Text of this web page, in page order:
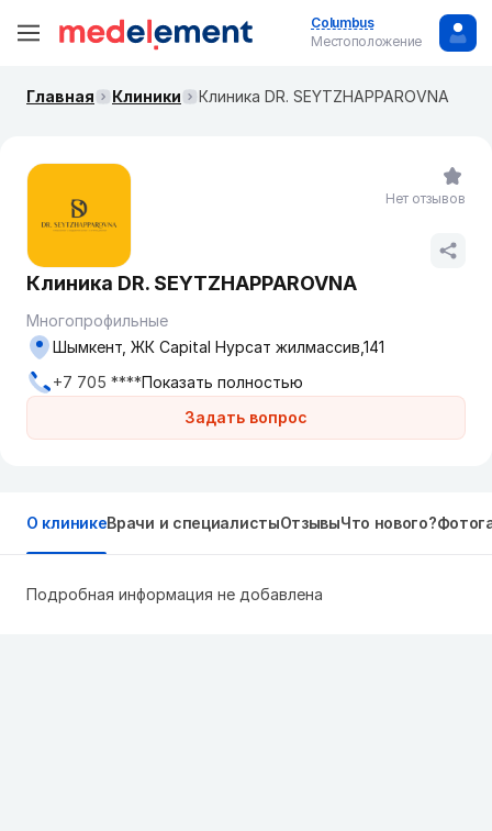
Columbus
Местоположение
Главная Клиники Клиника DR. SEYTZHAPPAROVNA
Клиника DR. SEYTZHAPPAROVNA
Многопрофильные
Задать вопрос
Шымкент, ЖК Capital Нурсат жилмассив,141
+7 705 ****Показать полностью
Нет отзывов
О клиникеВрачи и специалистыОтзывыЧто нового?
Подробная информация не добавлена